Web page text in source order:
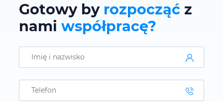
Gotowy by rozpocząć z
nami współpracę?